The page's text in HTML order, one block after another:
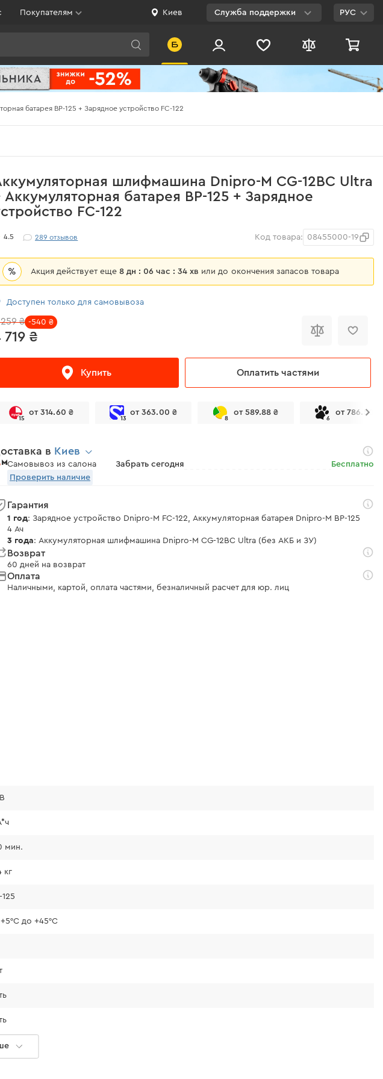
Покупателям Киев Служба поддержки
0 800 200 500
Бесплатно по
Украине
РУС
батарея BP-125 + Зарядное устройство FC-122
шлифмашина Dnipro-M СG-12BC Ultra
Аккумуляторная батарея BP-125 + Зарядное
FC-122
4.5 289отзывов Код товара: 08455000-19
% Акция действует еще8 дн : 06 час : 34 хв или до окончения запасов товара
Доступен только для самовывоза
719 ₴
₴ -540 ₴
Купить Оплатить частями
15
от 314.60 ₴
13
от 363.00 ₴
8
от 589.88 ₴
6
от 786.50 ₴
в Киев
Самовывоз из салона Забрать сегодня
Бесплатно
Проверить наличие
Гарантия
1 год: Зарядное устройство Dnipro-M FC-122, Аккумуляторная батарея Dnipro-M BP-125
4 Ач
3 года: Аккумуляторная шлифмашина Dnipro-M СG-12BC Ultra (без АКБ и ЗУ)
Возврат
60 дней на возврат
Оплата
Наличными, картой, оплата частями, безналичный расчет для юр. лиц
мин.
кг
125
до +45°С